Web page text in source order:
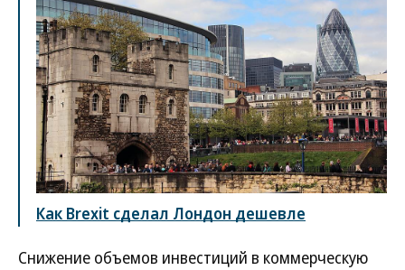
Как Brexit сделал Лондон дешевле
Снижение объемов инвестиций в коммерческую